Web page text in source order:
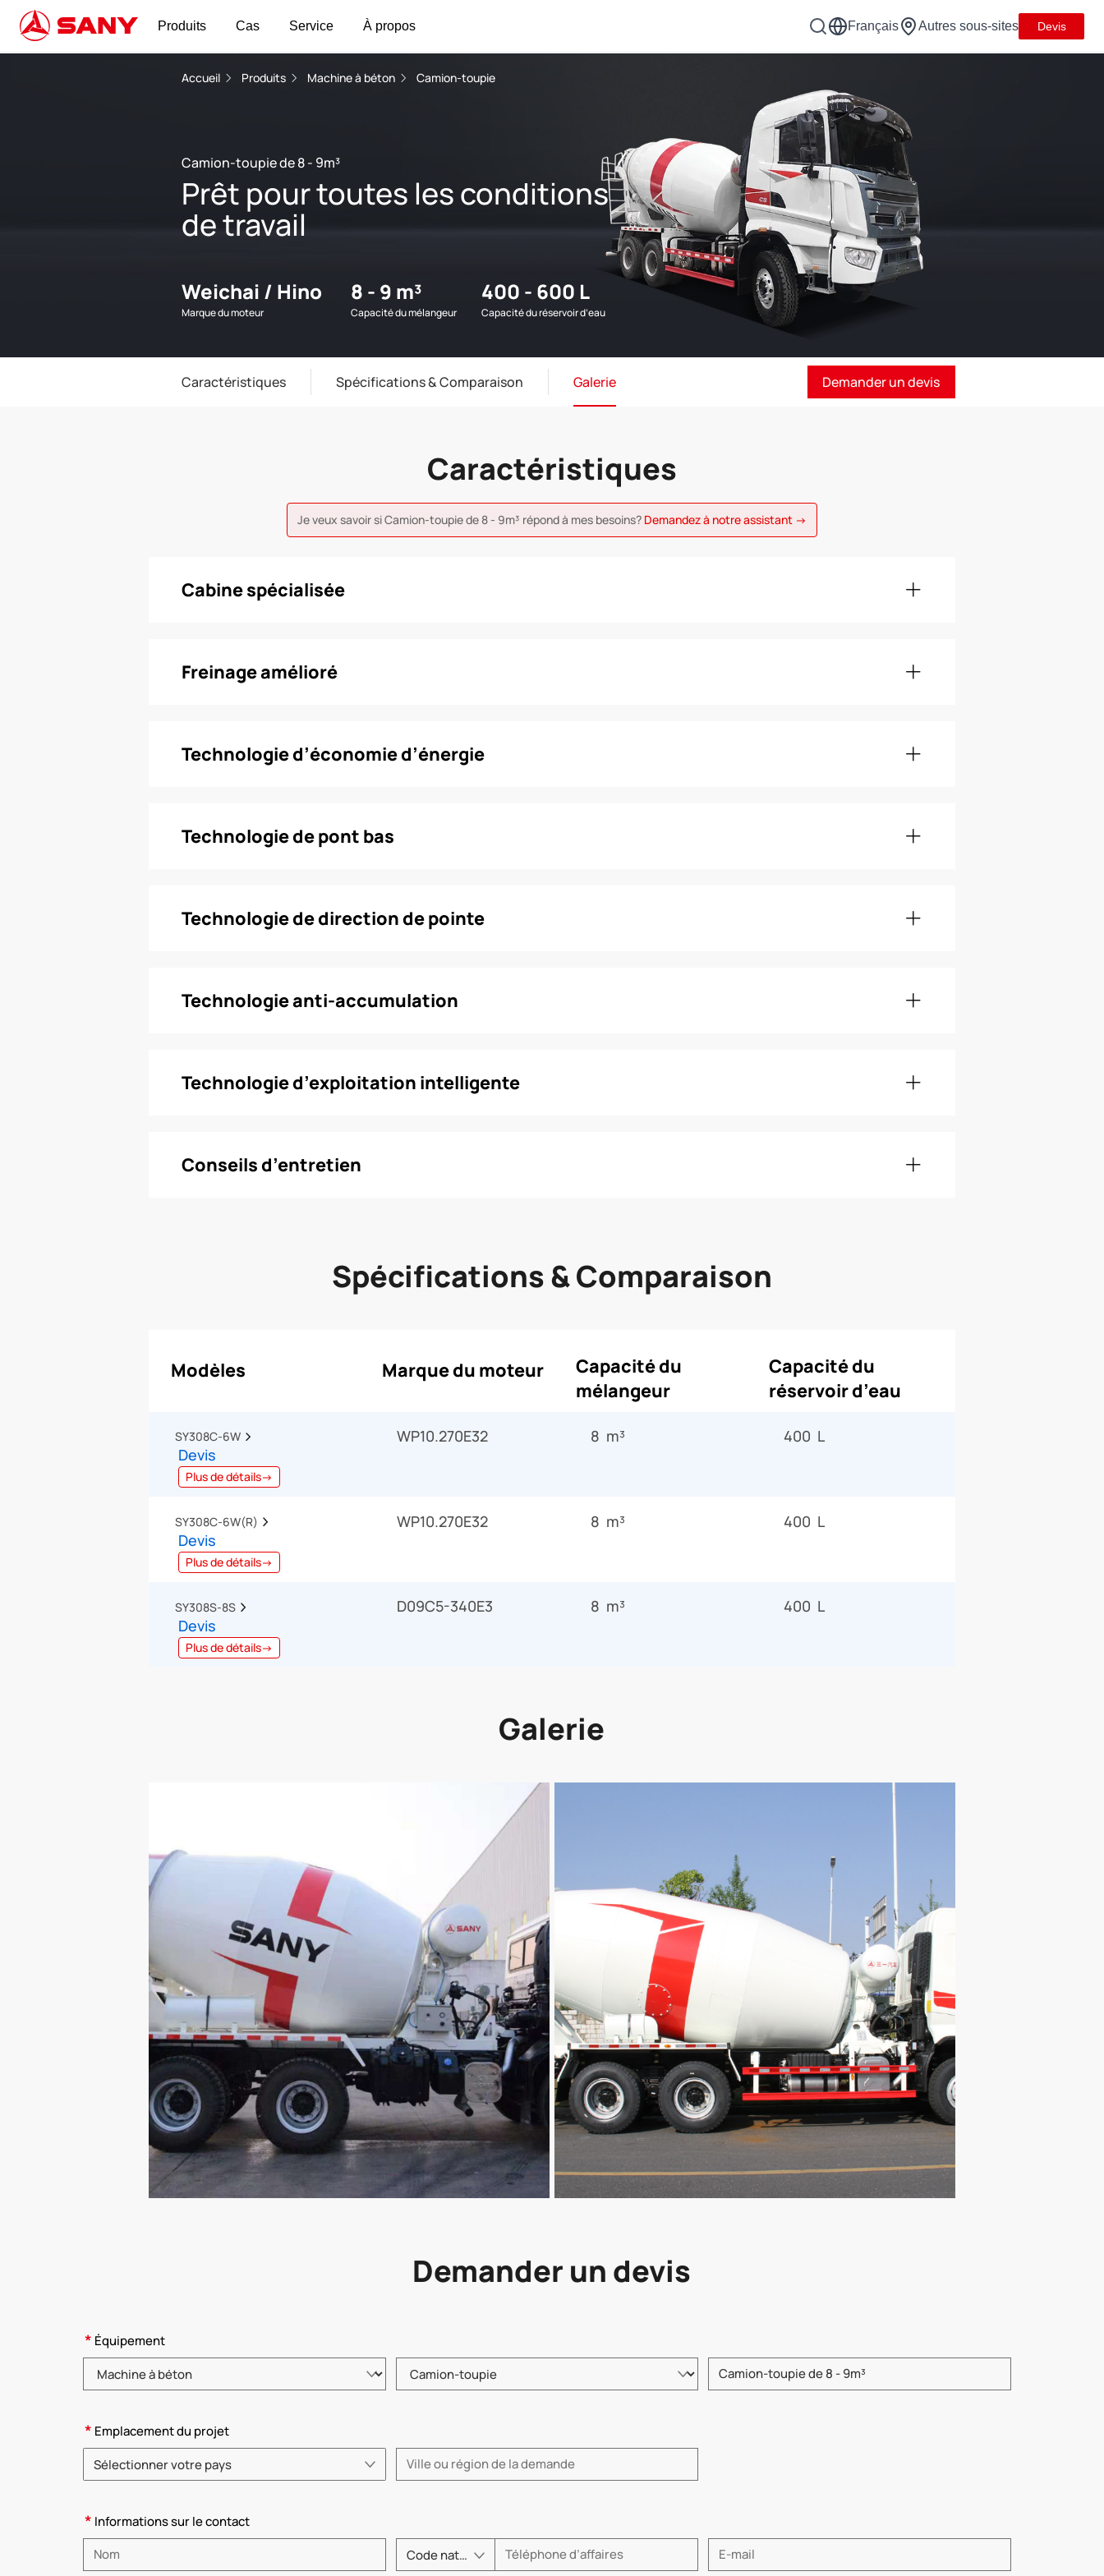
Produits Cas Service À propos Français Autres sous-sites Devis
Accueil Produits Machine à béton Camion-toupie
Camion-toupie de 8 - 9m³
Prêt pour toutes les conditions
de travail
Weichai / Hino
Marque du moteur
8 - 9 m³
Capacité du mélangeur
400 - 600 L
Capacité du réservoir d’eau
Caractéristiques Spécifications & Comparaison Galerie Demander un devis
Caractéristiques
Je veux savoir si Camion-toupie de 8 - 9m³ répond à mes besoins? Demandez à notre assistant →
Cabine spécialisée
Freinage amélioré
Technologie d’économie d’énergie
Technologie de pont bas
Technologie de direction de pointe
Technologie anti-accumulation
Technologie d’exploitation intelligente
Conseils d’entretien
Spécifications & Comparaison
Modèles Marque du moteur
Capacité du
mélangeur
Capacité du
réservoir d’eau
SY308C-6W
Devis
Plus de détails→
WP10.270E32 8 m³ 400 L
SY308C-6W(R)
Devis
Plus de détails→
WP10.270E32 8 m³ 400 L
SY308S-8S
Devis
Plus de détails→
D09C5-340E3 8 m³ 400 L
Galerie
Demander un devis
* Équipement
* Emplacement du projet
Sélectionner votre pays
* Informations sur le contact
Code national